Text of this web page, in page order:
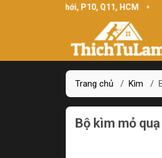
Bình Thới, P10, Q11, HCM Sản
Trang chủ / Kìm /
Bộ kìm mỏ